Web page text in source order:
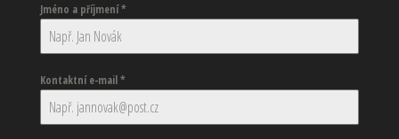
Jméno a příjmení*
Kontaktní e-mail*